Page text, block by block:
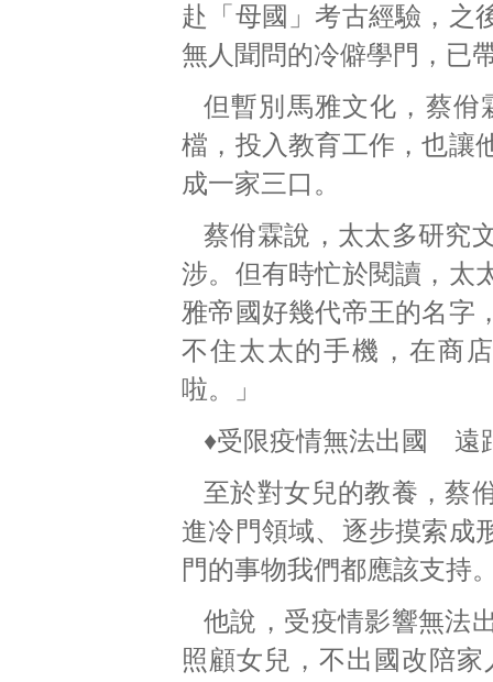
赴「母國」考古經驗，之
無人聞問的冷僻學門，已
但暫別馬雅文化，蔡佾
檔，投入教育工作，也讓
成一家三口。
蔡佾霖說，太太多研究
涉。但有時忙於閱讀，太
雅帝國好幾代帝王的名字
不住太太的手機，在商
啦。」
♦受限疫情無法出國 遠
至於對女兒的教養，蔡
進冷門領域、逐步摸索成
門的事物我們都應該支持
他說，受疫情影響無法
照顧女兒，不出國改陪